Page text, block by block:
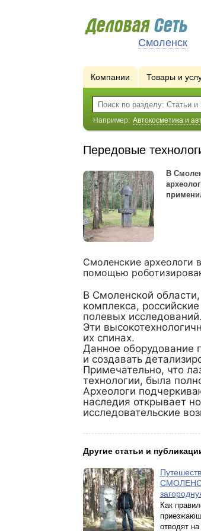
Смоленск
Компании Товары и
Например: Автокосметика и
Передовые
В
Смоленские археологи
помощью
В Смоленской области,
комплекса,
полевых исследований.
Эти
их спинах.
Данное оборудование
и создавать
Примечательно, что
технологии, была
Археологи
наследия открывает
исследовательские
Другие статьи и
Как
отводят